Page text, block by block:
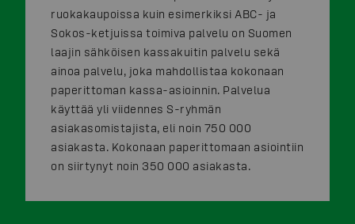
ruokakaupoissa kuin esimerkiksi ABC- ja
Sokos-ketjuissa toimiva palvelu on Suomen
laajin sähköisen kassakuitin palvelu sekä
ainoa palvelu, joka mahdollistaa kokonaan
paperittoman kassa-asioinnin. Palvelua
käyttää yli viidennes S-ryhmän
asiakasomistajista, eli noin 750 000
asiakasta. Kokonaan paperittomaan asiointiin
on siirtynyt noin 350 000 asiakasta.